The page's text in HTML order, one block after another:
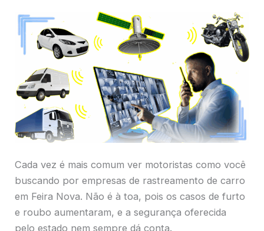
Cada vez é mais comum ver motoristas como você
buscando por empresas de rastreamento de carro
em Feira Nova. Não é à toa, pois os casos de furto
e roubo aumentaram, e a segurança oferecida
pelo estado nem sempre dá conta.